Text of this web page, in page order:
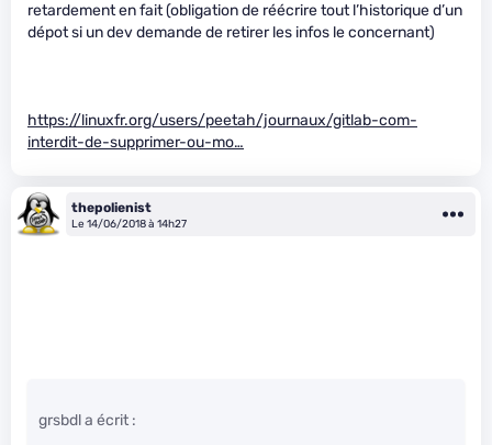
retardement en fait (obligation de réécrire tout l’historique d’un
dépot si un dev demande de retirer les infos le concernant)
https://linuxfr.org/users/peetah/journaux/gitlab-com-
interdit-de-supprimer-ou-mo…
thepolienist
Le 14/06/2018 à 14h27
grsbdl a écrit :